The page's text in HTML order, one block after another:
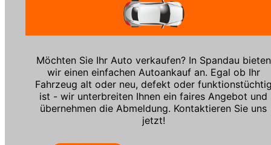
Möchten Sie Ihr Auto verkaufen? In Spandau bieten
wir einen einfachen Autoankauf an. Egal ob Ihr
Fahrzeug alt oder neu, defekt oder
ist - wir unterbreiten Ihnen ein faires Angebot und
übernehmen die Abmeldung. Kontaktieren Sie uns
jetzt!